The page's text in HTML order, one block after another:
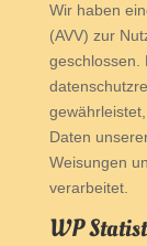
Wir haben
(AVV) zur
geschlossen.
Daten
Weisungen
verarbeitet.
WP